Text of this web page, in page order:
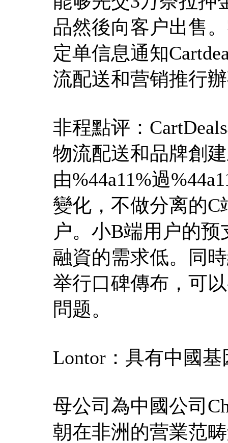
品然後向客户出售
定单信息通知
流配送和营销推行
非程點评：
物流配送和品牌創
由%44a11%過
變化，不做分离的
户。小B端用户的
融資的需求低。同
举行口碑傳布，可
問题。
Lontor：具有中國基
母公司為中國公司
朝在非洲的营業范